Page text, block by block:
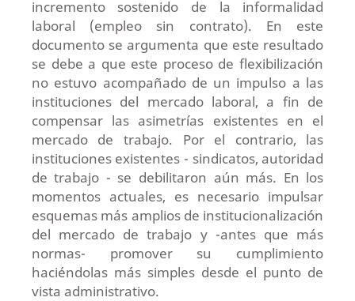
incremento sostenido de la informalidad
laboral (empleo sin contrato). En este
documento se argumenta que este resultado
se debe a que este proceso de flexibilización
no estuvo acompañado de un impulso a las
instituciones del mercado laboral, a fin de
compensar las asimetrías existentes en el
mercado de trabajo. Por el contrario, las
instituciones existentes - sindicatos, autoridad
de trabajo - se debilitaron aún más. En los
momentos actuales, es necesario impulsar
esquemas más amplios de institucionalización
del mercado de trabajo y -antes que más
normas- promover su cumplimiento
haciéndolas más simples desde el punto de
vista administrativo.